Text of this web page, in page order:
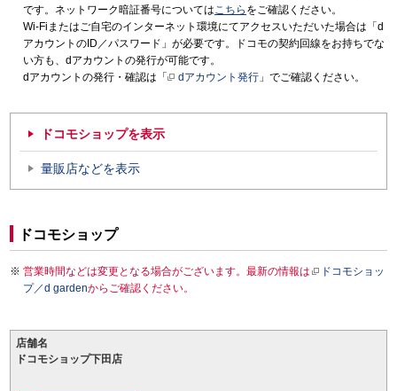
です。ネットワーク暗証番号についてはこちら をご確認ください。
Wi-Fiまたはご自宅のインターネット環境にてアクセスいただいた場合は「d
アカウントのID／パスワード」が必要です。ドコモの契約回線をお持ちでな
い方も、dアカウントの発行が可能です。
dアカウントの発行・確認は「
dアカウント発行 」でご確認ください。
ドコモショップを表示
量販店などを表示
ドコモショップ
営業時間などは変更となる場合がございます。最新の情報は
ドコモショッ
プ／d gardenからご確認ください。
店舗名
ドコモショップ下田店